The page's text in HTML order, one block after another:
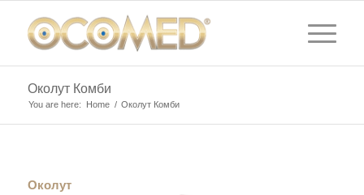
Околут Комби
You are here: Home / Околут Комби
Околут